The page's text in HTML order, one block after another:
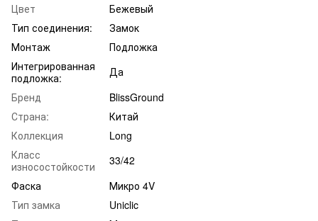
Цвет
Бежевый
Тип соединения:
Замок
Монтаж
Подложка
Интегрированная
подложка:
Да
Бренд
BlissGround
Страна:
Китай
Коллекция
Long
Класс
износостойкости
33/42
Фаска
Микро 4V
Тип замка
Uniclic